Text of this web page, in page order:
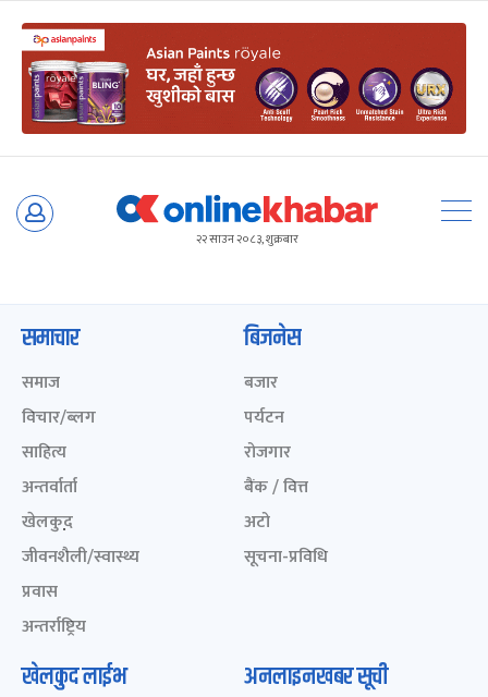
Skip
२२ साउन २०८३, शुक्रबार
समाचार
समाज
विचार/ब्लग
साहित्य
अन्तर्वार्ता
खेलकुद़़
जीवनशैली/स्वास्थ्य
प्रवास
अन्तर्राष्ट्रिय
बिजनेस
बजार
पर्यटन
रोजगार
बैंक / वित्त
अटो
सूचना-प्रविधि
खेलकुद लाईभ अनलाइनखबर सूची